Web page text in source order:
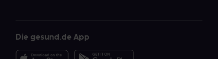
Die gesund.de App